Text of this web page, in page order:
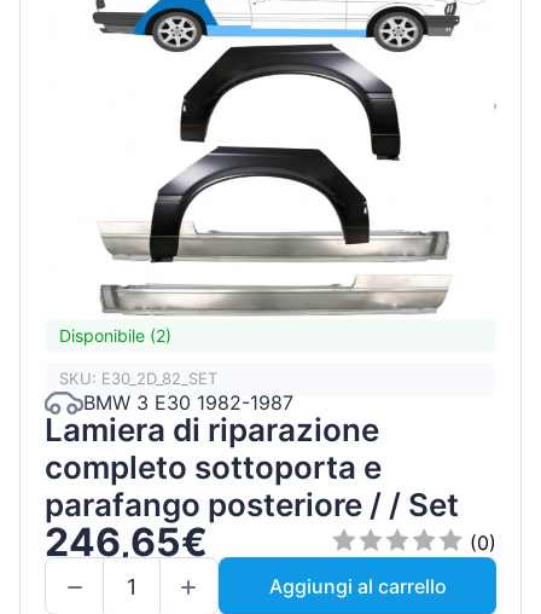
Disponibile (2)
SKU: E30_2D_82_SET
BMW 3 E30 1982-1987
Lamiera di riparazione
completo sottoporta e
parafango posteriore / / Set
246,65€
(0)
Aggiungi al carrello